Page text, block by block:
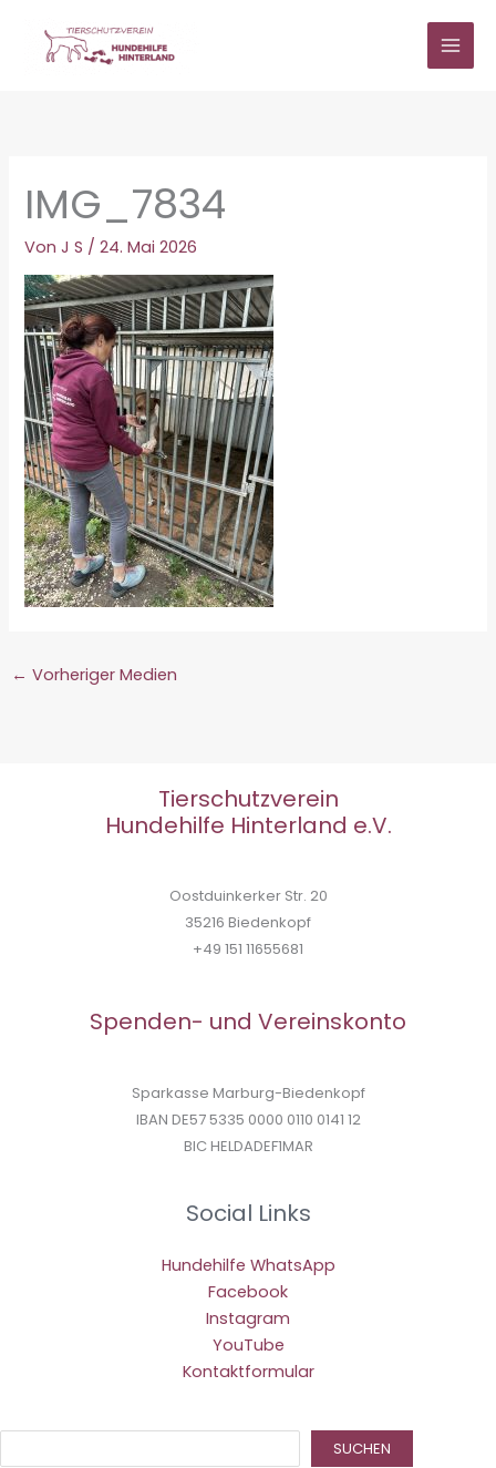
springen
IMG_7834
VonJ S /24. Mai 2026
← Vorheriger Medien
Tierschutzverein
Hundehilfe Hinterland e.V.
Oostduinkerker Str. 20
35216 Biedenkopf
+49 151 11655681
Spenden- und Vereinskonto
Sparkasse Marburg-Biedenkopf
IBAN DE57 5335 0000 0110 0141 12
BIC HELDADEF1MAR
Social Links
Hundehilfe WhatsApp
Facebook
Instagram
YouTube
Kontaktformular
SUCHEN